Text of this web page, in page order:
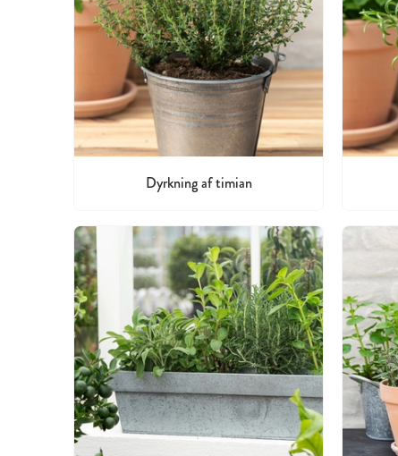
Dyrkning af timian